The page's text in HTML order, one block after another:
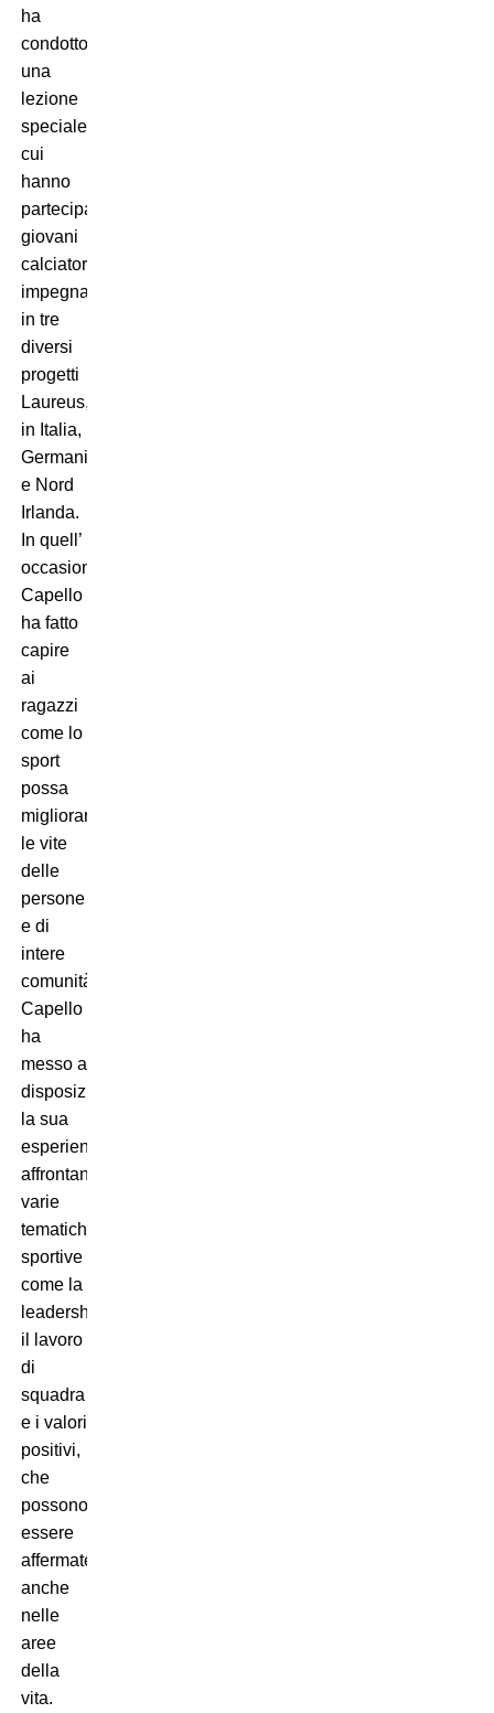
ha
condotto
una
lezione
speciale
cui
hanno
partecipato
giovani
calciatori
impegnati
in tre
diversi
progetti
Laureus,
in Italia,
Germania
e Nord
Irlanda.
In quell’
occasione
Capello
ha fatto
capire
ai
ragazzi
come lo
sport
possa
migliorare
le vite
delle
persone
e di
intere
comunità.
Capello
ha
messo a
disposizione
la sua
esperienza
affrontando
varie
tematiche
sportive
come la
leadership,
il lavoro
di
squadra
e i valori
positivi,
che
possono
essere
affermate
anche
nelle
aree
della
vita.